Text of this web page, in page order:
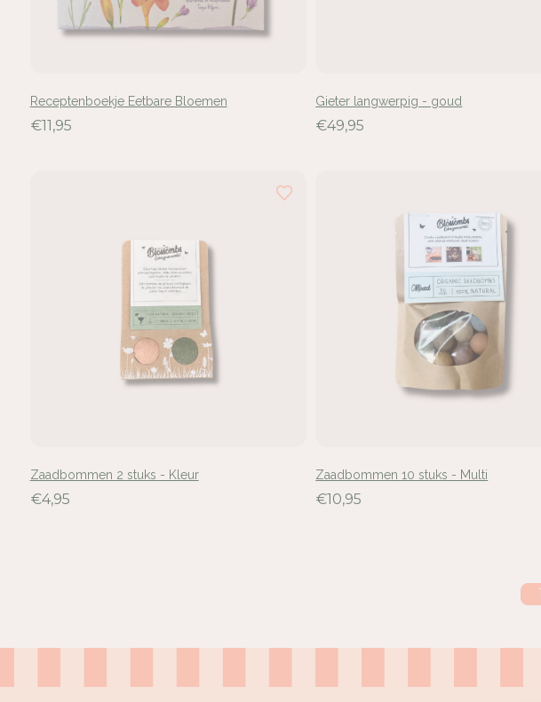
Receptenboekje Eetbare Bloemen
€11,95
Gieter langwerpig - goud
€49,95
Zaadbommen 2 stuks - Kleur
€4,95
Zaadbommen 10 stuks - Multi
€10,95
1